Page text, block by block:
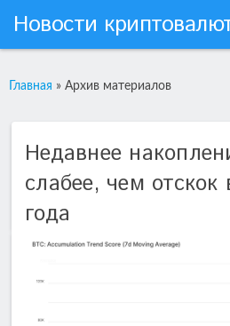
Новости
Главная » Архив материалов
Недавнее
слабее, чем отскок
года